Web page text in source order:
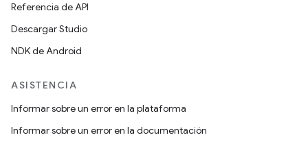
Referencia de API
Descargar Studio
NDK de Android
ASISTENCIA
Informar sobre un error en la plataforma
Informar sobre un error en la documentación